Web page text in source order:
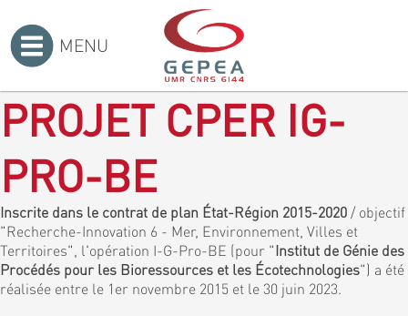
MENU
PROJET CPER IG-
PRO-BE
Inscrite dans le contrat de plan État-Région 2015-2020 / objectif
"Recherche-Innovation 6 - Mer, Environnement, Villes et
Territoires", l'opération I-G-Pro-BE (pour "Institut de Génie des
Procédés pour les Bioressources et les Écotechnologies") a été
réalisée entre le 1er novembre 2015 et le 30 juin 2023.